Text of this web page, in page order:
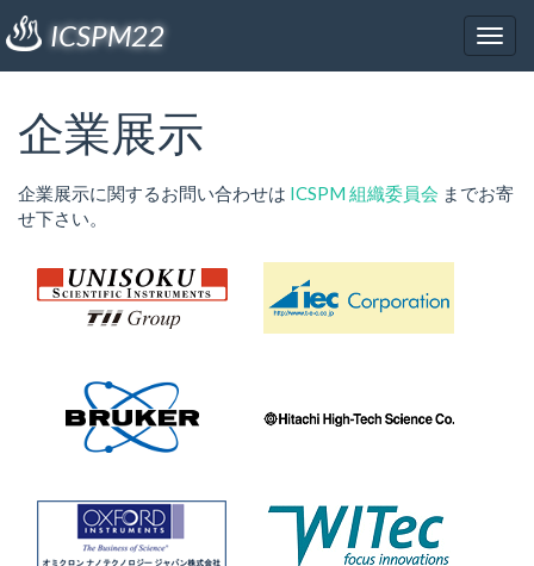
ICSPM22
企業展示
企業展示に関するお問い合わせは ICSPM 組織委員会 までお寄
せ下さい。